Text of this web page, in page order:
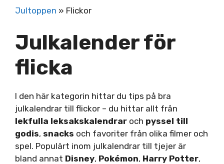
Jultoppen » Flickor
Julkalender för
flicka
I den här kategorin hittar du tips på bra
julkalendrar till flickor – du hittar allt från
lekfulla leksakskalendrar och pyssel till
godis, snacks och favoriter från olika filmer och
spel. Populärt inom julkalendrar till tjejer är
bland annat Disney, Pokémon, Harry Potter,